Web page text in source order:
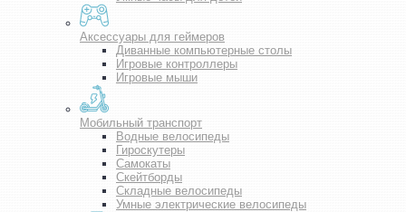
Аксессуары для геймеров
Диванные компьютерные столы
Игровые контроллеры
Игровые мыши
Мобильный транспорт
Водные велосипеды
Гироскутеры
Самокаты
Скейтборды
Складные велосипеды
Умные электрические велосипеды